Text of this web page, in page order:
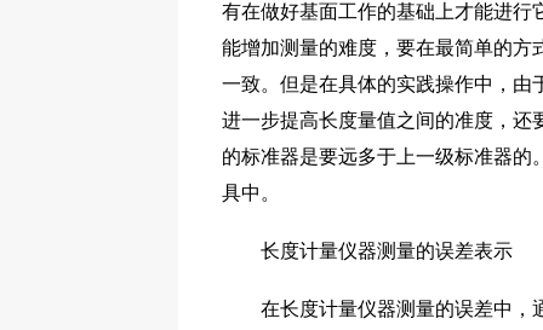
有在做好基面工作的基础上才能进行
能增加测量的难度，要在最简单的方
一致。但是在具体的实践操作中，由
进一步提高长度量值之间的准度，还
的标准器是要远多于上一级标准器
具中。
长度计量仪器测量的误差表示
在长度计量仪器测量的误差中，通